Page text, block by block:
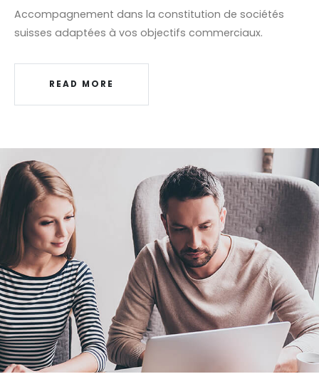
Accompagnement dans la constitution de sociétés
suisses adaptées à vos objectifs commerciaux.
READ MORE